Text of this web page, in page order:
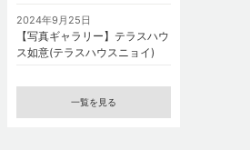
2024年9月25日
【写真ギャラリー】テラスハウ
ス如意(テラスハウスニョイ)
一覧を見る